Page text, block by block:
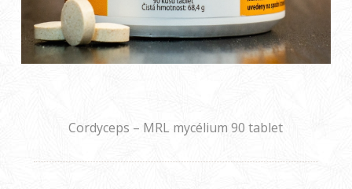
Cordyceps – MRL mycélium 90 tablet